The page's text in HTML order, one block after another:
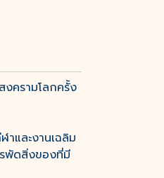
ครามโลกครั้ง
และงานเฉลิม
พัดสิ่งของที่มี